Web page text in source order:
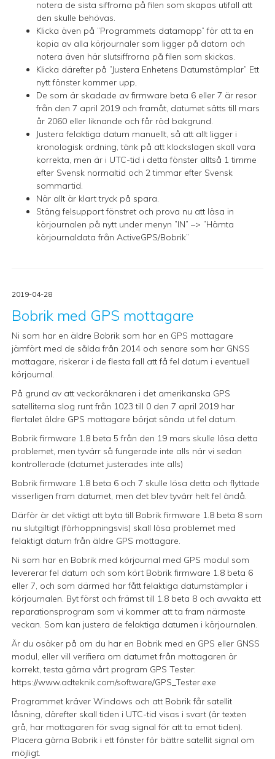
notera de sista siffrorna på filen som skapas utifall att
den skulle behövas.
Klicka även på ”Programmets datamapp” för att ta en
kopia av alla körjournaler som ligger på datorn och
notera även här slutsiffrorna på filen som skickas.
Klicka därefter på ”Justera Enhetens Datumstämplar” Ett
nytt fönster kommer upp,
De som är skadade av firmware beta 6 eller 7 är resor
från den 7 april 2019 och framåt, datumet sätts till mars
år 2060 eller liknande och får röd bakgrund.
Justera felaktiga datum manuellt, så att allt ligger i
kronologisk ordning, tänk på att klockslagen skall vara
korrekta, men är i UTC-tid i detta fönster alltså 1 timme
efter Svensk normaltid och 2 timmar efter Svensk
sommartid.
När allt är klart tryck på spara.
Stäng felsupport fönstret och prova nu att läsa in
körjournalen på nytt under menyn ”IN” –> ”Hämta
körjournaldata från ActiveGPS/Bobrik”
2019-04-28
Bobrik med GPS mottagare
Ni som har en äldre Bobrik som har en GPS mottagare
jämfört med de sålda från 2014 och senare som har GNSS
mottagare, riskerar i de flesta fall att få fel datum i eventuell
körjournal.
På grund av att veckoräknaren i det amerikanska GPS
satelliterna slog runt från 1023 till 0 den 7 april 2019 har
flertalet äldre GPS mottagare börjat sända ut fel datum.
Bobrik firmware 1.8 beta 5 från den 19 mars skulle lösa detta
problemet, men tyvärr så fungerade inte alls när vi sedan
kontrollerade (datumet justerades inte alls)
Bobrik firmware 1.8 beta 6 och 7 skulle lösa detta och flyttade
visserligen fram datumet, men det blev tyvärr helt fel ändå.
Därför är det viktigt att byta till Bobrik firmware 1.8 beta 8 som
nu slutgiltigt (förhoppningsvis) skall lösa problemet med
felaktigt datum från äldre GPS mottagare.
Ni som har en Bobrik med körjournal med GPS modul som
levererar fel datum och som kört Bobrik firmware 1.8 beta 6
eller 7, och som därmed har fått felaktiga datumstämplar i
körjournalen. Byt först och främst till 1.8 beta 8 och avvakta ett
reparationsprogram som vi kommer att ta fram närmaste
veckan. Som kan justera de felaktiga datumen i körjournalen.
Är du osäker på om du har en Bobrik med en GPS eller GNSS
modul, eller vill verifiera om datumet från mottagaren är
korrekt, testa gärna vårt program GPS Tester:
https://www.adteknik.com/software/GPS_Tester.exe
Programmet kräver Windows och att Bobrik får satellit
låsning, därefter skall tiden i UTC-tid visas i svart (är texten
grå, har mottagaren för svag signal för att ta emot tiden).
Placera gärna Bobrik i ett fönster för bättre satellit signal om
möjligt.